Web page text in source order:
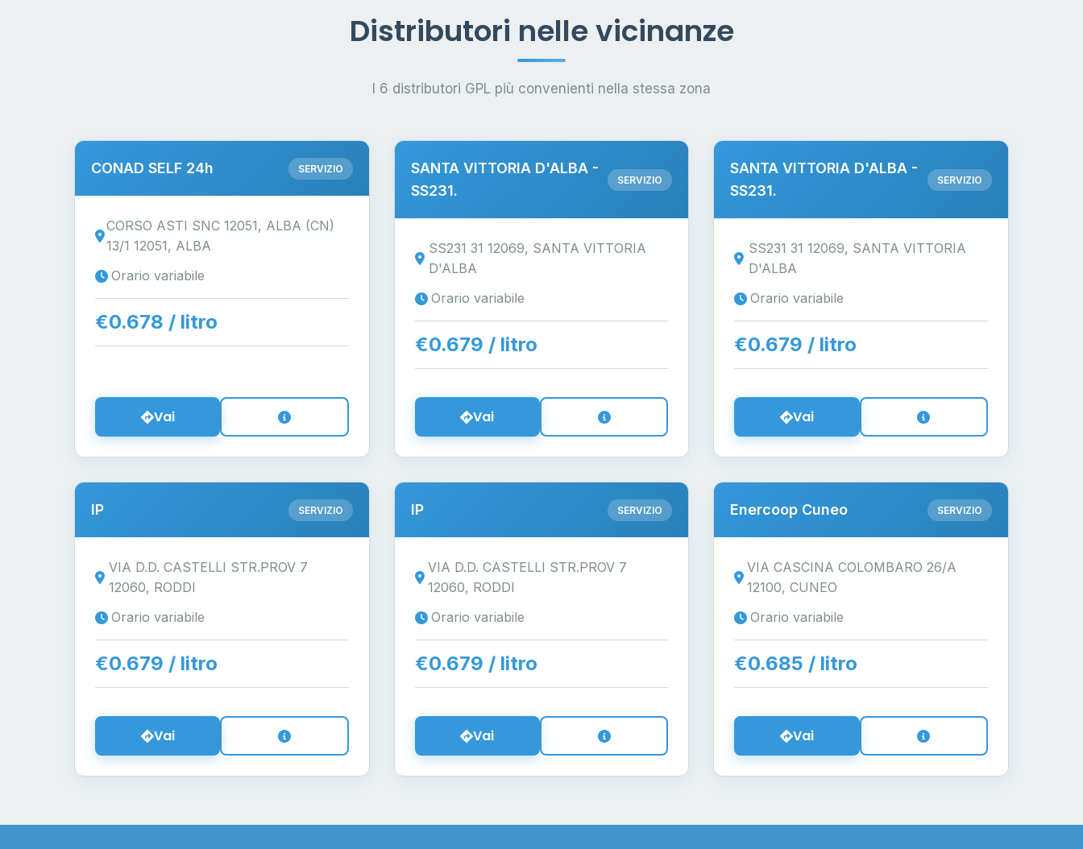
Distributori nelle vicinanze
I 6 distributori GPL più convenienti nella stessa zona
CONAD SELF 24h SERVIZIO
CORSO ASTI SNC 12051, ALBA (CN)
13/1 12051, ALBA
Orario variabile
€0.678 / litro
Vai
SANTA VITTORIA D'ALBA -
SS231.
SERVIZIO
SS231 31 12069, SANTA VITTORIA
D'ALBA
Orario variabile
€0.679 / litro
Vai
SANTA VITTORIA D'ALBA -
SS231.
SERVIZIO
SS231 31 12069, SANTA VITTORIA
D'ALBA
Orario variabile
€0.679 / litro
Vai
IP SERVIZIO
VIA D.D. CASTELLI STR.PROV 7
12060, RODDI
Orario variabile
€0.679 / litro
Vai
IP SERVIZIO
VIA D.D. CASTELLI STR.PROV 7
12060, RODDI
Orario variabile
€0.679 / litro
Vai
Enercoop Cuneo SERVIZIO
VIA CASCINA COLOMBARO 26/A
12100, CUNEO
Orario variabile
€0.685 / litro
Vai